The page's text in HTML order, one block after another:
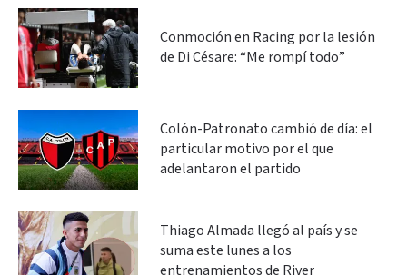
Conmoción en Racing por la lesión
de Di Césare: “Me rompí todo”
Colón-Patronato cambió de día: el
particular motivo por el que
adelantaron el partido
Thiago Almada llegó al país y se
suma este lunes a los
entrenamientos de River